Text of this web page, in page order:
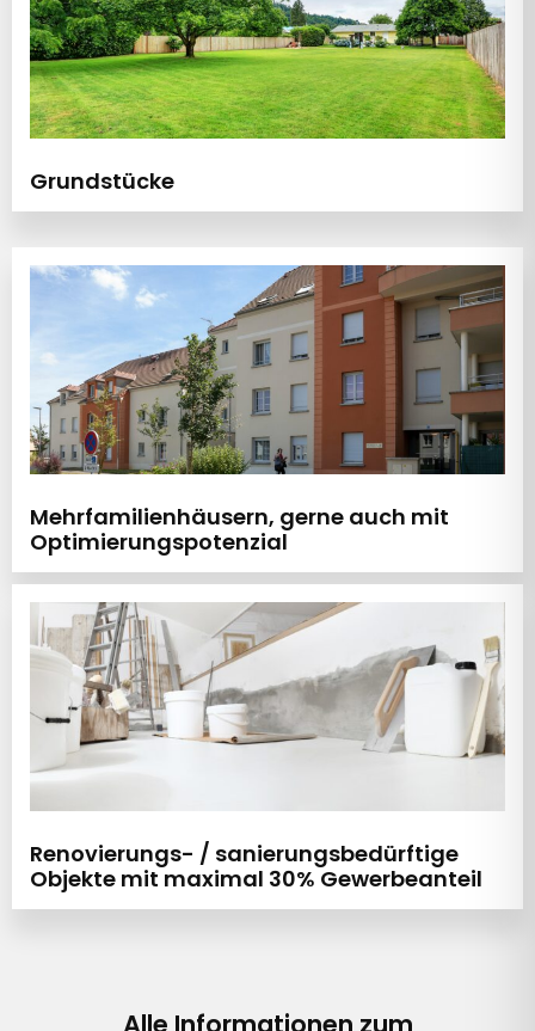
Grundstücke
Mehrfamilienhäusern, gerne auch mit
Optimierungspotenzial
Renovierungs- / sanierungsbedürftige
Objekte mit maximal 30% Gewerbeanteil